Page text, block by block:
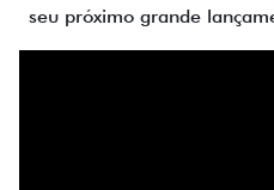
seu próximo grande